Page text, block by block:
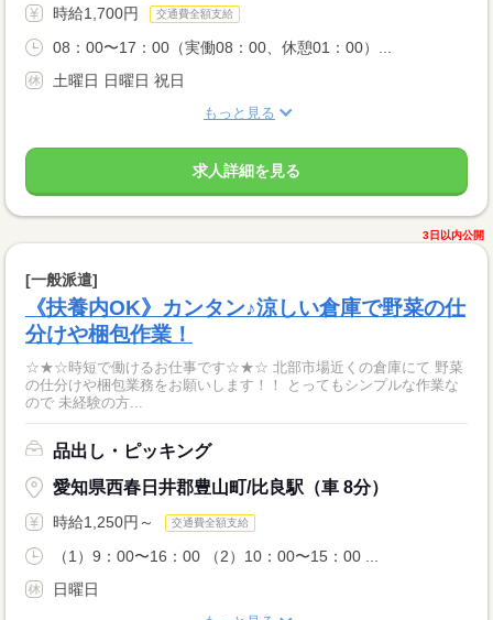
時給1,700円 交通費全額支給
08：00〜17：00（実働08：00、休憩01：00）...
土曜日 日曜日 祝日
もっと見る
求人詳細を見る
3日以内公開
[一般派遣]
《扶養内OK》カンタン♪涼しい倉庫で野菜の仕
分けや梱包作業！
☆★☆時短で働けるお仕事です☆★☆ 北部市場近くの倉庫にて 野菜
の仕分けや梱包業務をお願いします！！ とってもシンプルな作業な
ので 未経験の方...
品出し・ピッキング
愛知県西春日井郡豊山町/比良駅（車 8分）
時給1,250円～ 交通費全額支給
（1）9：00〜16：00 （2）10：00〜15：00 ...
日曜日